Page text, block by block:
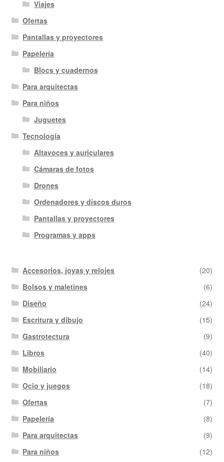
Viajes
Ofertas
Pantallas y proyectores
Papelería
Blocs y cuadernos
Para arquitectas
Para niños
Juguetes
Tecnología
Altavoces y auriculares
Cámaras de fotos
Drones
Ordenadores y discos duros
Pantallas y proyectores
Programas y apps
Accesorios, joyas y relojes
(20)
Bolsos y maletines
(6)
Diseño
(24)
Escritura y dibujo
(15)
Gastrotectura
(9)
Libros
(40)
Mobiliario
(14)
Ocio y juegos
(18)
Ofertas
(7)
Papelería
(8)
Para arquitectas
(9)
Para niños
(12)